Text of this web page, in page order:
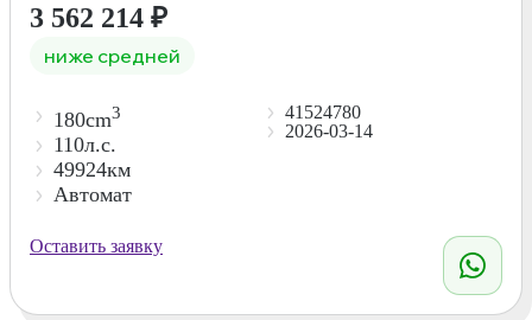
3 562 214 ₽
ниже средней
180cm3
110л.с.
49924км
Автомат
41524780
2026-03-14
Оставить заявку